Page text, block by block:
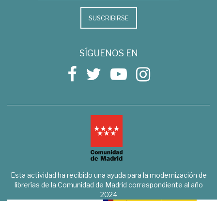
SUSCRIBIRSE
SÍGUENOS EN
Esta actividad ha recibido una ayuda para la modernización de
librerías de la Comunidad de Madrid correspondiente al año
2024